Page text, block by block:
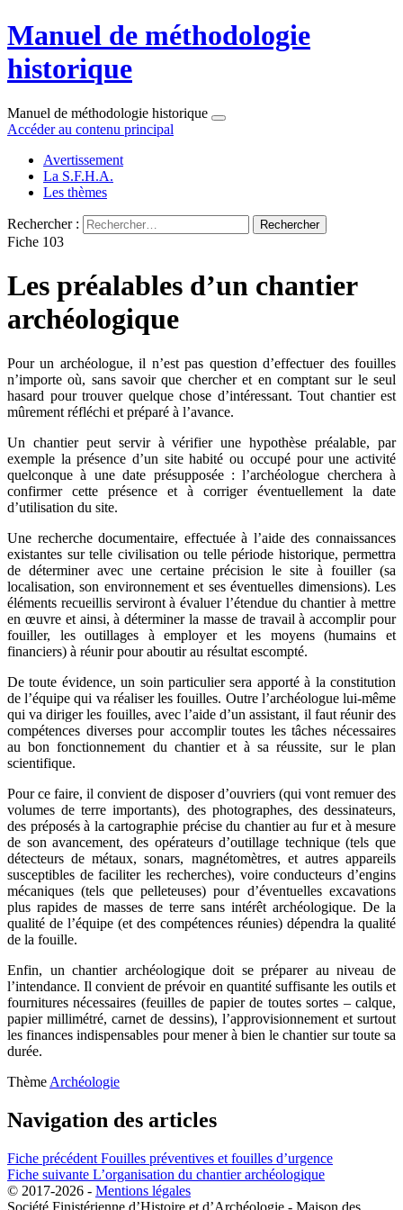
Manuel de méthodologie
historique
Manuel de méthodologie historique
Accéder au contenu principal
Avertissement
La S.F.H.A.
Les thèmes
Rechercher :
Fiche 103
Les préalables d’un chantier
archéologique
Pour un archéologue, il n’est pas question d’effectuer des fouilles
n’importe où, sans savoir que chercher et en comptant sur le seul
hasard pour trouver quelque chose d’intéressant. Tout chantier est
mûrement réfléchi et préparé à l’avance.
Un chantier peut servir à vérifier une hypothèse préalable, par
exemple la présence d’un site habité ou occupé pour une activité
quelconque à une date présupposée : l’archéologue cherchera à
confirmer cette présence et à corriger éventuellement la date
d’utilisation du site.
Une recherche documentaire, effectuée à l’aide des connaissances
existantes sur telle civilisation ou telle période historique, permettra
de déterminer avec une certaine précision le site à fouiller (sa
localisation, son environnement et ses éventuelles dimensions). Les
éléments recueillis serviront à évaluer l’étendue du chantier à mettre
en œuvre et ainsi, à déterminer la masse de travail à accomplir pour
fouiller, les outillages à employer et les moyens (humains et
financiers) à réunir pour aboutir au résultat escompté.
De toute évidence, un soin particulier sera apporté à la constitution
de l’équipe qui va réaliser les fouilles. Outre l’archéologue lui-même
qui va diriger les fouilles, avec l’aide d’un assistant, il faut réunir des
compétences diverses pour accomplir toutes les tâches nécessaires
au bon fonctionnement du chantier et à sa réussite, sur le plan
scientifique.
Pour ce faire, il convient de disposer d’ouvriers (qui vont remuer des
volumes de terre importants), des photographes, des dessinateurs,
des préposés à la cartographie précise du chantier au fur et à mesure
de son avancement, des opérateurs d’outillage technique (tels que
détecteurs de métaux, sonars, magnétomètres, et autres appareils
susceptibles de faciliter les recherches), voire conducteurs d’engins
mécaniques (tels que pelleteuses) pour d’éventuelles excavations
plus rapides de masses de terre sans intérêt archéologique. De la
qualité de l’équipe (et des compétences réunies) dépendra la qualité
de la fouille.
Enfin, un chantier archéologique doit se préparer au niveau de
l’intendance. Il convient de prévoir en quantité suffisante les outils et
fournitures nécessaires (feuilles de papier de toutes sortes – calque,
papier millimétré, carnet de dessins), l’approvisionnement et surtout
les finances indispensables pour mener à bien le chantier sur toute sa
durée.
Thème Archéologie
Navigation des articles
Fiche précédent Fouilles préventives et fouilles d’urgence
Fiche suivante L’organisation du chantier archéologique
© 2017-2026 - Mentions légales
Société Finistérienne d’Histoire et d’Archéologie - Maison des